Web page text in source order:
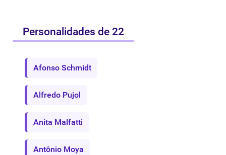
Personalidades de 22
Afonso Schmidt
Alfredo Pujol
Anita Malfatti
Antônio Moya